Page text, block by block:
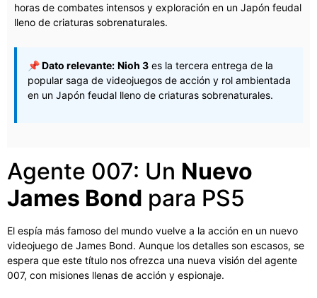
horas de combates intensos y exploración en un Japón feudal
lleno de criaturas sobrenaturales.
📌 Dato relevante: Nioh 3 es la tercera entrega de la
popular saga de videojuegos de acción y rol ambientada
en un Japón feudal lleno de criaturas sobrenaturales.
Agente 007: Un Nuevo
James Bond para PS5
El espía más famoso del mundo vuelve a la acción en un nuevo
videojuego de James Bond. Aunque los detalles son escasos, se
espera que este título nos ofrezca una nueva visión del agente
007, con misiones llenas de acción y espionaje.